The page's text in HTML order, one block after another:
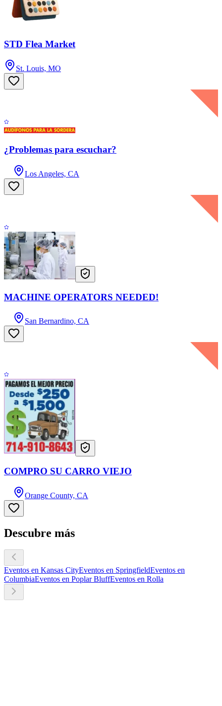
STD Flea Market
St. Louis, MO
¿Problemas para escuchar?
Los Angeles, CA
MACHINE OPERATORS NEEDED!
San Bernardino, CA
COMPRO SU CARRO VIEJO
Orange County, CA
Descubre más
Eventos en Kansas CityEventos en SpringfieldEventos en
ColumbiaEventos en Poplar BluffEventos en Rolla